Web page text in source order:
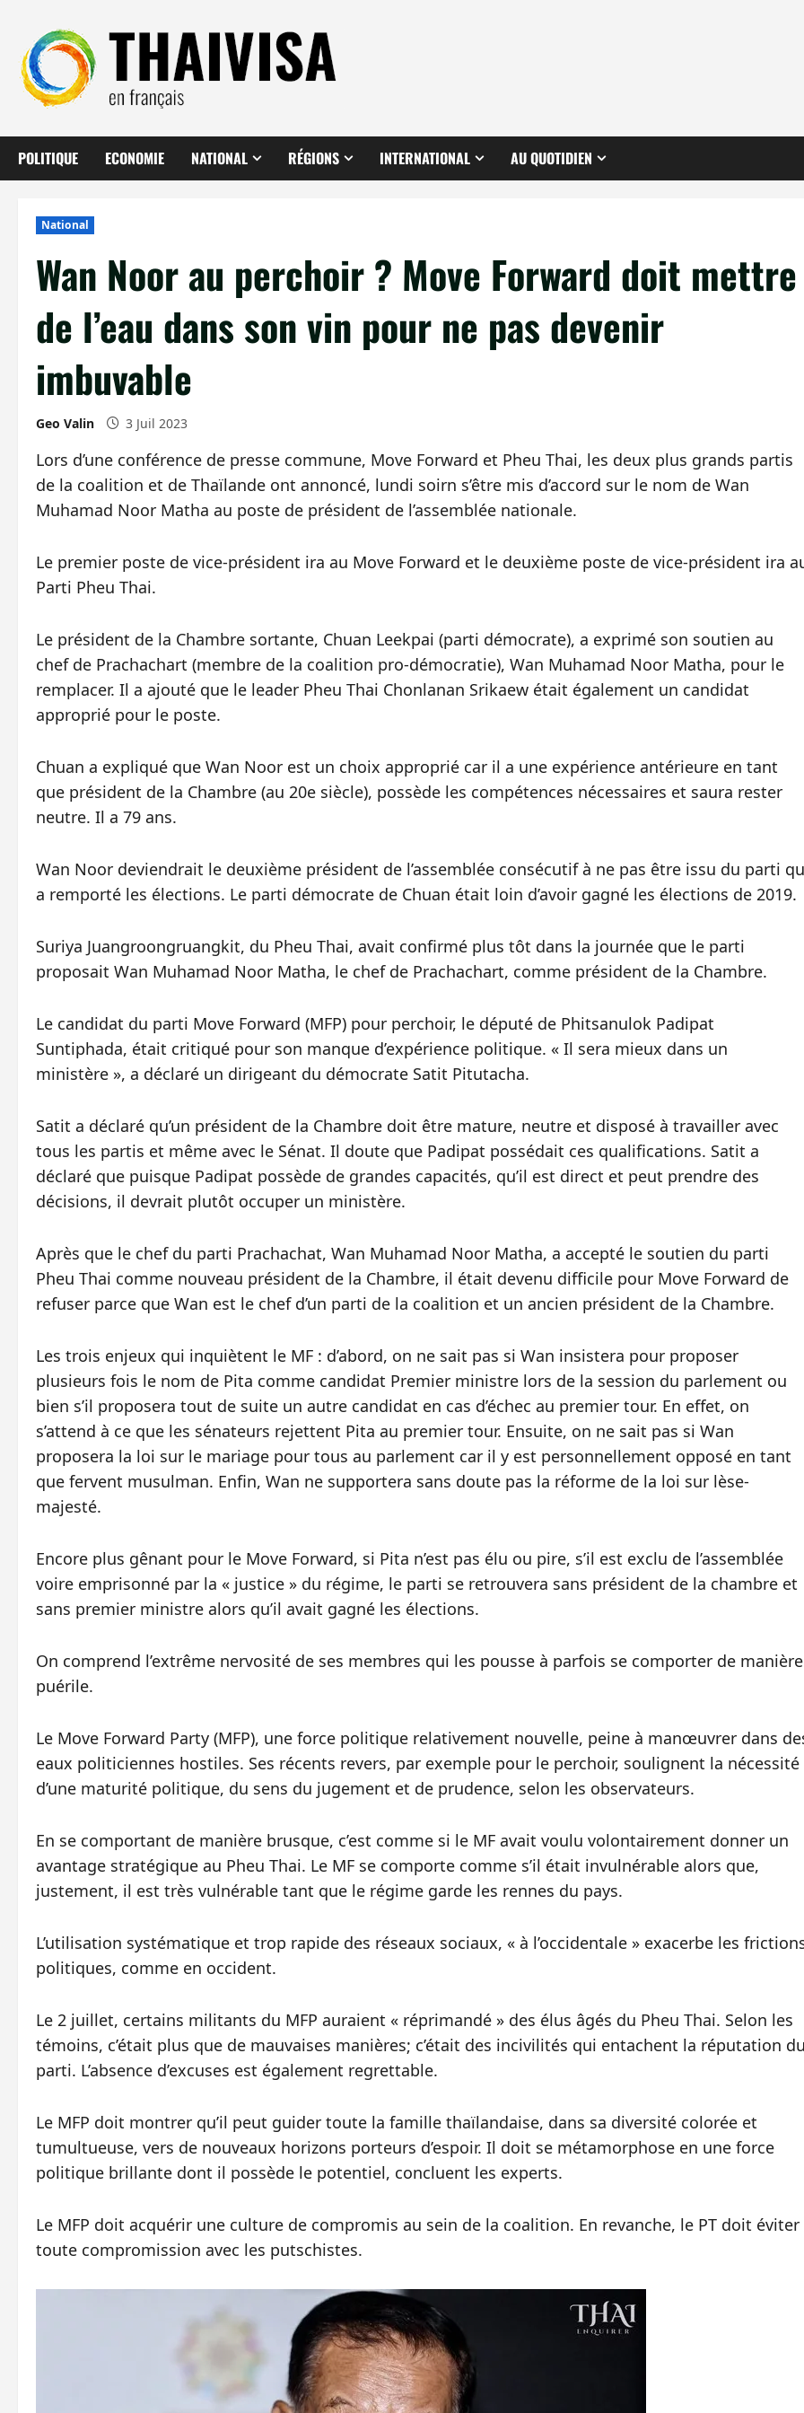
contenu
POLITIQUE ECONOMIE NATIONAL RÉGIONS INTERNATIONAL AU QUOTIDIEN
National
Wan Noor au perchoir ? Move Forward doit mettre
de l’eau dans son vin pour ne pas devenir
imbuvable
Geo Valin 3 Juil 2023
Lors d’une conférence de presse commune, Move Forward et Pheu Thai, les deux plus grands partis
de la coalition et de Thaïlande ont annoncé, lundi soirn s’être mis d’accord sur le nom de Wan
Muhamad Noor Matha au poste de président de l’assemblée nationale.
Le premier poste de vice-président ira au Move Forward et le deuxième poste de vice-président ira
Parti Pheu Thai.
Le président de la Chambre sortante, Chuan Leekpai (parti démocrate), a exprimé son soutien au
chef de Prachachart (membre de la coalition pro-démocratie), Wan Muhamad Noor Matha, pour le
remplacer. Il a ajouté que le leader Pheu Thai Chonlanan Srikaew était également un candidat
approprié pour le poste.
Chuan a expliqué que Wan Noor est un choix approprié car il a une expérience antérieure en tant
que président de la Chambre (au 20e siècle), possède les compétences nécessaires et saura rester
neutre. Il a 79 ans.
Wan Noor deviendrait le deuxième président de l’assemblée consécutif à ne pas être issu du parti
a remporté les élections. Le parti démocrate de Chuan était loin d’avoir gagné les élections de 2019.
Suriya Juangroongruangkit, du Pheu Thai, avait confirmé plus tôt dans la journée que le parti
proposait Wan Muhamad Noor Matha, le chef de Prachachart, comme président de la Chambre.
Le candidat du parti Move Forward (MFP) pour perchoir, le député de Phitsanulok Padipat
Suntiphada, était critiqué pour son manque d’expérience politique. « Il sera mieux dans un
ministère », a déclaré un dirigeant du démocrate Satit Pitutacha.
Satit a déclaré qu’un président de la Chambre doit être mature, neutre et disposé à travailler avec
tous les partis et même avec le Sénat. Il doute que Padipat possédait ces qualifications. Satit a
déclaré que puisque Padipat possède de grandes capacités, qu’il est direct et peut prendre des
décisions, il devrait plutôt occuper un ministère.
Après que le chef du parti Prachachat, Wan Muhamad Noor Matha, a accepté le soutien du parti
Pheu Thai comme nouveau président de la Chambre, il était devenu difficile pour Move Forward de
refuser parce que Wan est le chef d’un parti de la coalition et un ancien président de la Chambre.
Les trois enjeux qui inquiètent le MF : d’abord, on ne sait pas si Wan insistera pour proposer
plusieurs fois le nom de Pita comme candidat Premier ministre lors de la session du parlement ou
bien s’il proposera tout de suite un autre candidat en cas d’échec au premier tour. En effet, on
s’attend à ce que les sénateurs rejettent Pita au premier tour. Ensuite, on ne sait pas si Wan
proposera la loi sur le mariage pour tous au parlement car il y est personnellement opposé en tant
que fervent musulman. Enfin, Wan ne supportera sans doute pas la réforme de la loi sur lèse-
majesté.
Encore plus gênant pour le Move Forward, si Pita n’est pas élu ou pire, s’il est exclu de l’assemblée
voire emprisonné par la « justice » du régime, le parti se retrouvera sans président de la chambre et
sans premier ministre alors qu’il avait gagné les élections.
On comprend l’extrême nervosité de ses membres qui les pousse à parfois se comporter de manière
puérile.
Le Move Forward Party (MFP), une force politique relativement nouvelle, peine à manœuvrer dans
eaux politiciennes hostiles. Ses récents revers, par exemple pour le perchoir, soulignent la nécessité
d’une maturité politique, du sens du jugement et de prudence, selon les observateurs.
En se comportant de manière brusque, c’est comme si le MF avait voulu volontairement donner un
avantage stratégique au Pheu Thai. Le MF se comporte comme s’il était invulnérable alors que,
justement, il est très vulnérable tant que le régime garde les rennes du pays.
L’utilisation systématique et trop rapide des réseaux sociaux, « à l’occidentale » exacerbe les
politiques, comme en occident.
Le 2 juillet, certains militants du MFP auraient « réprimandé » des élus âgés du Pheu Thai. Selon les
témoins, c’était plus que de mauvaises manières; c’était des incivilités qui entachent la réputation
parti. L’absence d’excuses est également regrettable.
Le MFP doit montrer qu’il peut guider toute la famille thaïlandaise, dans sa diversité colorée et
tumultueuse, vers de nouveaux horizons porteurs d’espoir. Il doit se métamorphose en une force
politique brillante dont il possède le potentiel, concluent les experts.
Le MFP doit acquérir une culture de compromis au sein de la coalition. En revanche, le PT doit éviter
toute compromission avec les putschistes.